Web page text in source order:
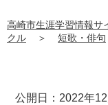
高崎市生涯学習情報サ
クル
＞ 短歌・俳句
公開日：2022年